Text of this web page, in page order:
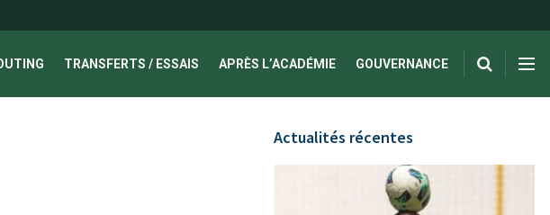
TRANSFERTS / ESSAIS APRÈS L’ACADÉMIE GOUVERNANCE
Actualités récentes